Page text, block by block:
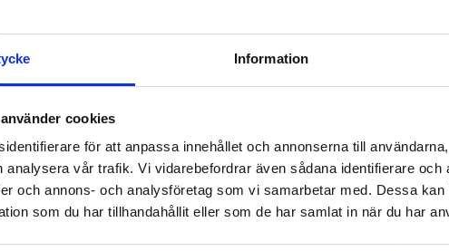
Information
cookies
för att anpassa innehållet och annonserna till
analysera vår trafik. Vi vidarebefordrar även sådana identifierare och
och annons- och analysföretag som vi samarbetar med. Dessa
som du har tillhandahållit eller som de har samlat in när du har
hos oss på HYTORC ligger i vår erfarenhet,
produktutbud. Vi är representerade världen över